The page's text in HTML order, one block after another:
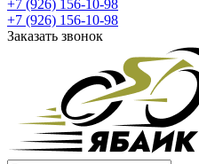
+7 (926) 156-10-98
+7 (926) 156-10-98
Заказать звонок